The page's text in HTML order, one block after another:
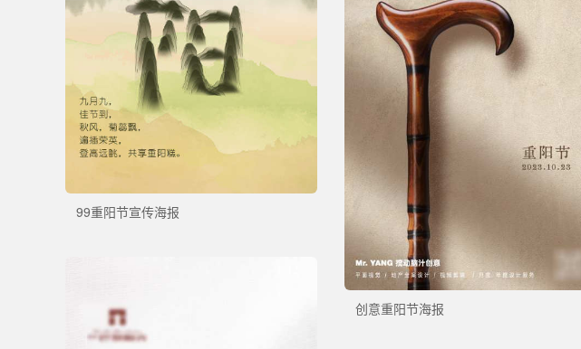
99重阳节宣传海报
创意重阳节海报